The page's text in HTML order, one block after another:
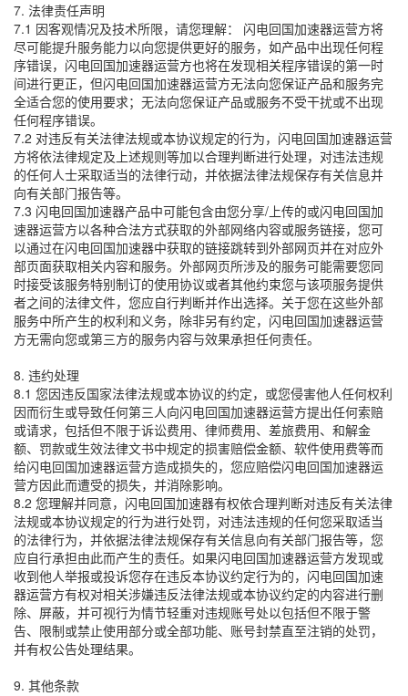
7. 法律责任声明
7.1 因客观情况及技术所限，请您理解： 闪电回国加速器运营方将
尽可能提升服务能力以向您提供更好的服务，如产品中出现任何程
序错误，闪电回国加速器运营方也将在发现相关程序错误的第一时
间进行更正，但闪电回国加速器运营方无法向您保证产品和服务完
全适合您的使用要求；无法向您保证产品或服务不受干扰或不出现
任何程序错误。
7.2 对违反有关法律法规或本协议规定的行为，闪电回国加速器运营
方将依法律规定及上述规则等加以合理判断进行处理，对违法违规
的任何人士采取适当的法律行动，并依据法律法规保存有关信息并
向有关部门报告等。
7.3 闪电回国加速器产品中可能包含由您分享/上传的或闪电回国加
速器运营方以各种合法方式获取的外部网络内容或服务链接，您可
以通过在闪电回国加速器中获取的链接跳转到外部网页并在对应外
部页面获取相关内容和服务。外部网页所涉及的服务可能需要您同
时接受该服务特别制订的使用协议或者其他约束您与该项服务提供
者之间的法律文件，您应自行判断并作出选择。关于您在这些外部
服务中所产生的权利和义务，除非另有约定，闪电回国加速器运营
方无需向您或第三方的服务内容与效果承担任何责任。
8. 违约处理
8.1 您因违反国家法律法规或本协议的约定，或您侵害他人任何权利
因而衍生或导致任何第三人向闪电回国加速器运营方提出任何索赔
或请求，包括但不限于诉讼费用、律师费用、差旅费用、和解金
额、罚款或生效法律文书中规定的损害赔偿金额、软件使用费等而
给闪电回国加速器运营方造成损失的，您应赔偿闪电回国加速器运
营方因此而遭受的损失，并消除影响。
8.2 您理解并同意，闪电回国加速器有权依合理判断对违反有关法律
法规或本协议规定的行为进行处罚，对违法违规的任何您采取适当
的法律行为，并依据法律法规保存有关信息向有关部门报告等，您
应自行承担由此而产生的责任。如果闪电回国加速器运营方发现或
收到他人举报或投诉您存在违反本协议约定行为的，闪电回国加速
器运营方有权对相关涉嫌违反法律法规或本协议约定的内容进行删
除、屏蔽，并可视行为情节轻重对违规账号处以包括但不限于警
告、限制或禁止使用部分或全部功能、账号封禁直至注销的处罚，
并有权公告处理结果。
9. 其他条款